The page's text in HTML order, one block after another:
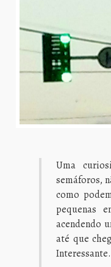
Uma
semáforos,
como
pequenas
acendendo
até que
Interessante.